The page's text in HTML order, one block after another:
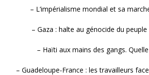
– L’impérialisme mondial et sa
– Gaza : halte au génocide du
– Haïti aux mains des gangs.
– Guadeloupe-France : les travailleurs